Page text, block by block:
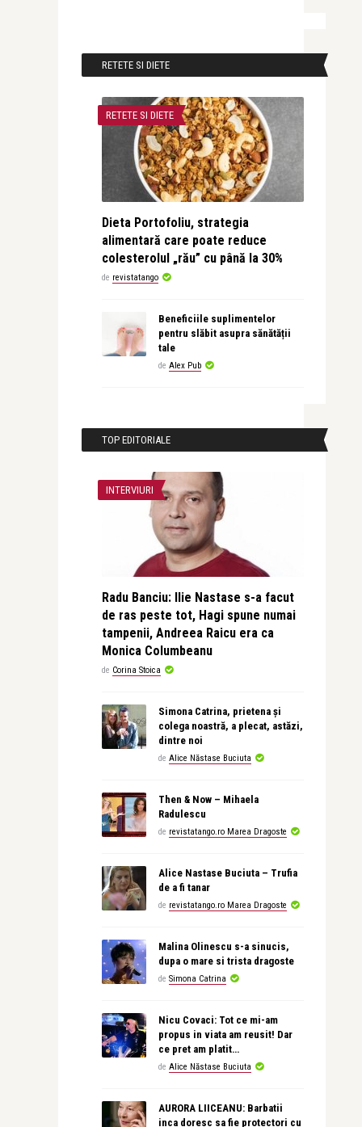
RETETE SI DIETE
RETETE SI DIETE
Dieta Portofoliu, strategia
alimentară care poate reduce
colesterolul „rău” cu până la 30%
de revistatango
Beneficiile suplimentelor
pentru slăbit asupra sănătății
tale
de Alex Pub
TOP EDITORIALE
INTERVIURI
Radu Banciu: Ilie Nastase s-a facut
de ras peste tot, Hagi spune numai
tampenii, Andreea Raicu era ca
Monica Columbeanu
de Corina Stoica
Simona Catrina, prietena și
colega noastră, a plecat, astăzi,
dintre noi
de Alice Năstase Buciuta
Then & Now – Mihaela
Radulescu
de revistatango.ro Marea Dragoste
Alice Nastase Buciuta – Trufia
de a fi tanar
de revistatango.ro Marea Dragoste
Malina Olinescu s-a sinucis,
dupa o mare si trista dragoste
de Simona Catrina
Nicu Covaci: Tot ce mi-am
propus in viata am reusit! Dar
ce pret am platit…
de Alice Năstase Buciuta
AURORA LIICEANU: Barbatii
inca doresc sa fie protectori cu